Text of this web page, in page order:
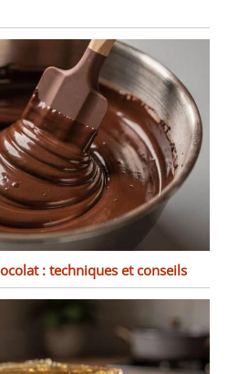
: techniques et conseils